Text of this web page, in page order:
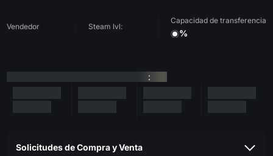
Vendedor Steam lvl:
Capacidad de transferencia
%
:
Solicitudes de Compra y Venta